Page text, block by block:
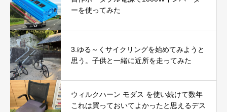
ーを使ってみた
3.ゆる～くサイクリングを始めてみようと
思う。子供と一緒に近所を走ってみた
ウィルクハーン モダス を使い続けて数年
これは買っておいてよかったと思えるデス